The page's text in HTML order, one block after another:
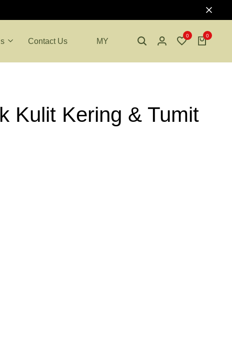
Contact Us MY
0 0
Kulit Kering & Tumit